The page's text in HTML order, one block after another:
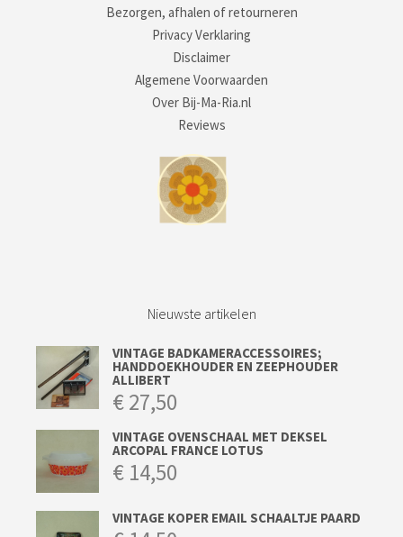
Bezorgen, afhalen of retourneren
Privacy Verklaring
Disclaimer
Algemene Voorwaarden
Over Bij-Ma-Ria.nl
Reviews
Nieuwste artikelen
VINTAGE BADKAMERACCESSOIRES;
HANDDOEKHOUDER EN ZEEPHOUDER
ALLIBERT
€27,50
VINTAGE OVENSCHAAL MET DEKSEL
ARCOPAL FRANCE LOTUS
€ 14,50
VINTAGE KOPER EMAIL SCHAALTJE PAARD